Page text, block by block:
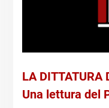
LA DITTATURA
Una lettura del